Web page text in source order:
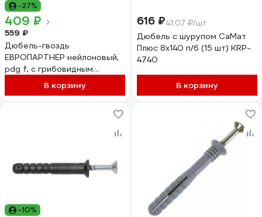
-27%
409 ₽
559 ₽
Дюбель-гвоздь
ЕВРОПАРТНЕР нейлоновый,
pdg f, с грибовидным
бортиком, 8x140 мм, 10 шт. 1
В корзину
616 ₽41.07 ₽/шт
Дюбель с шурупом СаМат
Плюс 8х140 п/б (15 шт) KRP-
4740
В корзину
-10%